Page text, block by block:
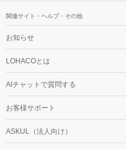
関連サイト・ヘルプ・その他
お知らせ
LOHACOとは
AIチャットで質問する
お客様サポート
ASKUL（法人向け）